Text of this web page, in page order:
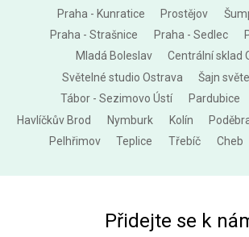
Praha - Kunratice
Prostějov
Praha - Strašnice
Praha - Sedlec
Mladá Boleslav
Centrální sklad
Světelné studio Ostrava
Šajn
Tábor - Sezimovo Ústí
Pardubice
Havlíčkův Brod
Nymburk Kolín
Pelhřimov
Teplice Třebíč Cheb
Přidejte se k